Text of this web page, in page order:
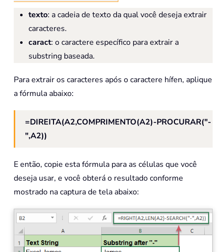
texto: a cadeia de texto da qual você deseja extrair
caracteres.
caract: o caractere específico para extrair a
substring baseada.
Para extrair os caracteres após o caractere hífen, aplique
a fórmula abaixo:
=DIREITA(A2,COMPRIMENTO(A2)-PROCURAR("-
",A2))
E então, copie esta fórmula para as células que você
deseja usar, e você obterá o resultado conforme
mostrado na captura de tela abaixo: